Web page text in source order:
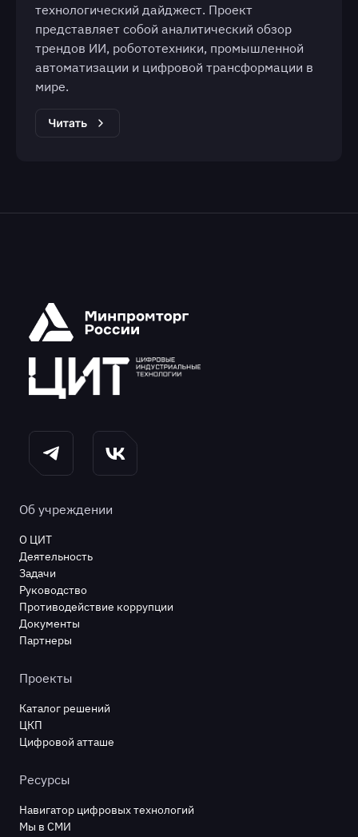
технологический дайджест. Проект
представляет собой аналитический обзор
трендов ИИ, робототехники, промышленной
автоматизации и цифровой трансформации в
мире.
Об учреждении
О ЦИТ
Деятельность
Задачи
Руководство
Противодействие коррупции
Документы
Партнеры
Проекты
Каталог решений
ЦКП
Цифровой атташе
Ресурсы
Навигатор цифровых технологий
Мы в СМИ